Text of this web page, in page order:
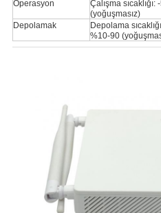
Operasyon
Çalışma
(yoğuşmasız)
Depolamak
Depolama
%10-90